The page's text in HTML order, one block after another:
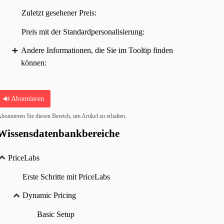
Zuletzt gesehener Preis:
Preis mit der Standardpersonalisierung:
Andere Informationen, die Sie im Tooltip finden
können:
Abonnieren
Sie diesen Bereich, um Artikel zu erhalten.
PriceLabs
Erste Schritte mit PriceLabs
Dynamic Pricing
Basic Setup